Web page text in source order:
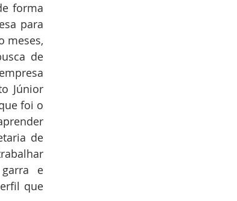
forma
para
meses,
de
Júnior
foi o
de
e
que